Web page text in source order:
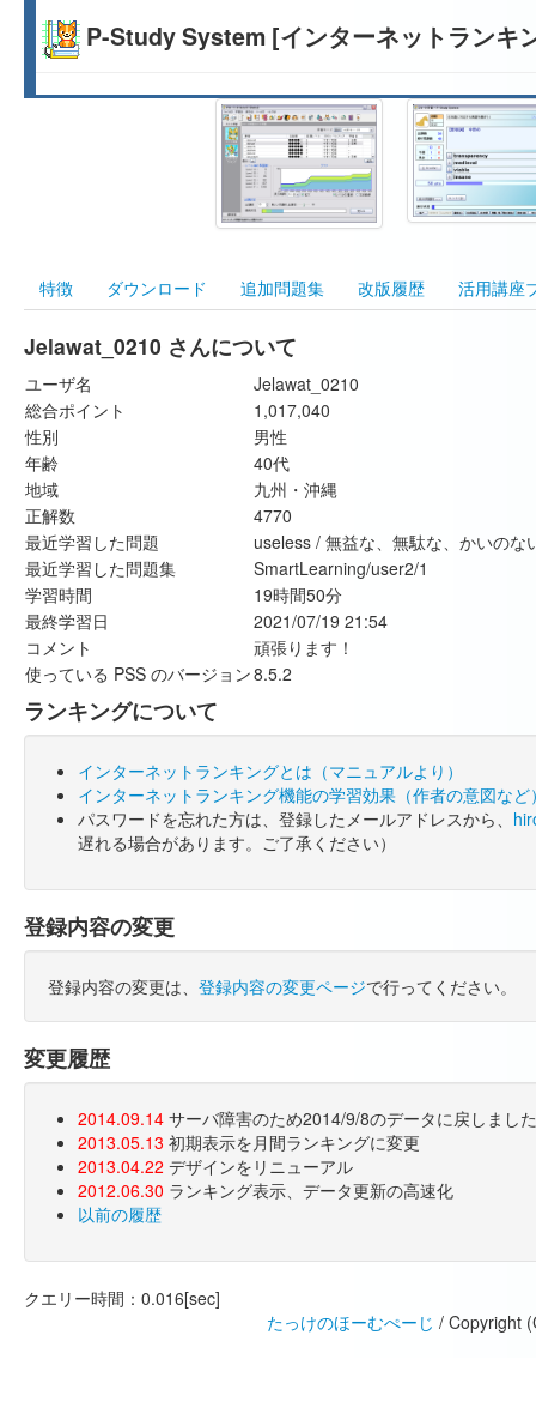
P-Study System [インターネットランキ
特徴 ダウンロード 追加問題集 改版履歴 活用講座
Jelawat_0210 さんについて
ユーザ名
Jelawat_0210
総合ポイント
1,017,040
性別
男性
年齢
40代
地域
九州・沖縄
正解数
4770
最近学習した問題
useless / 無益な、無駄な、かいの
最近学習した問題集
SmartLearning/user2/1
学習時間
19時間50分
最終学習日
2021/07/19 21:54
コメント
頑張ります！
使っている PSS のバージョン8.5.2
ランキングについて
インターネットランキングとは（マニュアルより）
インターネットランキング機能の学習効果（作者の意図など
パスワードを忘れた方は、登録したメールアドレスから、
遅れる場合があります。ご了承ください）
登録内容の変更
登録内容の変更は、 登録内容の変更ページで行ってください。
変更履歴
2014.09.14 サーバ障害のため2014/9/8のデータに戻しまし
2013.05.13 初期表示を月間ランキングに変更
2013.04.22 デザインをリニューアル
2012.06.30 ランキング表示、データ更新の高速化
以前の履歴
クエリー時間：0.016[sec]
たっけのほーむぺーじ / Copyright